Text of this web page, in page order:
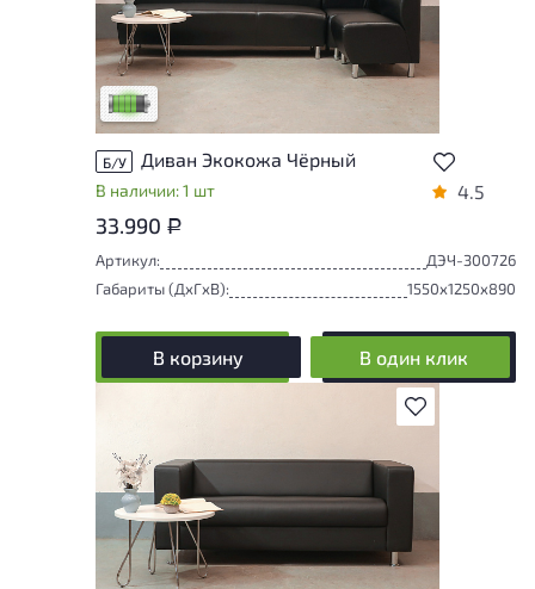
У товара присутствуют незначительные
следы эксплуатации, не влияющие на
удобство его использования
Низкая степень износа
Б/У Диван Экокожа Чёрный
В наличии: 1 шт 4.5
33.990 Р
Артикул:
ДЭЧ-300726
Габариты (ДxГxВ):
1550x1250x890
В корзину В один клик
В избранное
У товара присутствуют незначительные
следы эксплуатации, не влияющие на
удобство его использования